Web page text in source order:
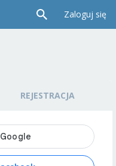
Zaloguj się
REJESTRACJA